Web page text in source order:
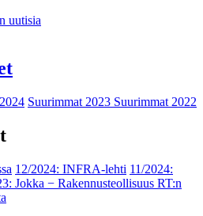
uutisia
Suurimmat 2023 Suurimmat 2022
12/2024: INFRA-lehti 11/2024:
Jokka − Rakennusteollisuus RT:n